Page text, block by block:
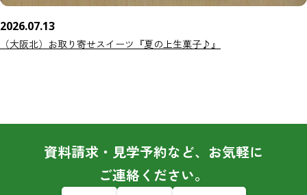
2026.07.13
（大阪北）お取り寄せスイーツ『夏の上生菓子♪』
資料請求・見学予約など、お気軽に
ご連絡ください。